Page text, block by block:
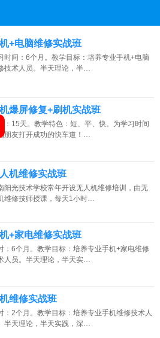
）报名:
）报名:【手机维修培训班】
）报名:【手机维修培训班】
）报名:
）报名:【手机维修培训班】
）报名:【手机维修培训班】
13807313137
+电脑维修实战班
时间：6个月。教学目标：培养专业手机+电脑
技术人员。半天理论，半…
爆屏修复+刷机实战班
：15天。教学特色：短、平、快。为学习时间
朋友打开成功的快车道！…
机维修实战班
阳光技术学校常年开设无人机维修培训，由无
维修技师授课，每天1小时…
+家电维修实战班
：6个月。教学目标：培养专业手机+家电维修
人员。半天理论，半天实…
维修实战班
：2个月。教学目标：培养专业手机维修技术人
半天理论，半天实践，深…